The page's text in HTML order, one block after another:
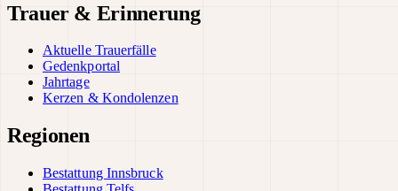
Trauer & Erinnerung
Aktuelle Trauerfälle
Gedenkportal
Jahrtage
Kerzen & Kondolenzen
Regionen
Bestattung Innsbruck